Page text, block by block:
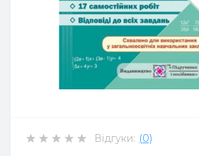
Відгуки: (0)